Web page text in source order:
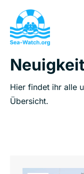
Hier findet ihr alle
Übersicht.